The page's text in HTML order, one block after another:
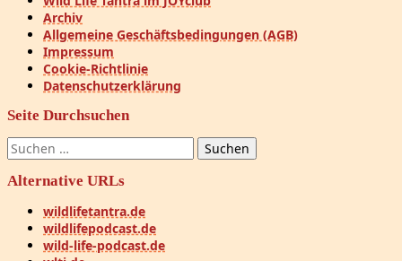
Archiv
Allgemeine Geschäftsbedingungen (AGB)
Impressum
Cookie-Richtlinie
Datenschutzerklärung
Seite Durchsuchen
Suchen
nach:
Alternative URLs
wildlifetantra.de
wildlifepodcast.de
wild-life-podcast.de